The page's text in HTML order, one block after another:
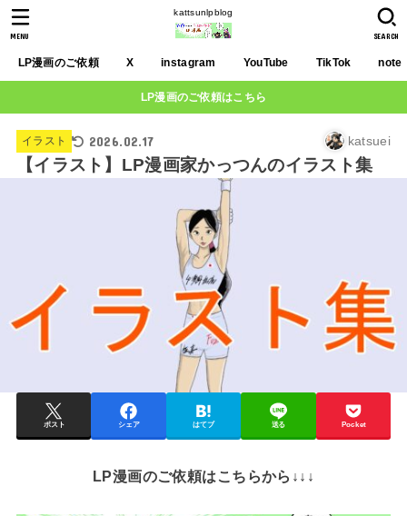
kattsunlpblog
LP漫画のご依頼 X instagram YouTube TikTok note
SEARCH
MENU
LP漫画のご依頼はこちら
イラスト 2026.02.17 katsuei
【イラスト】LP漫画家かっつんのイラスト集
ポスト シェア はてブ 送る Pocket
LP漫画のご依頼はこちらから↓↓↓